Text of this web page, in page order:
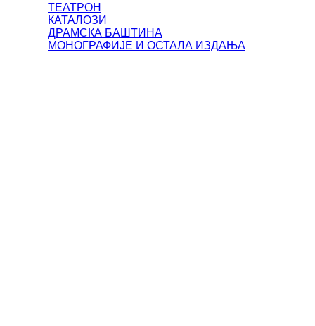
ТЕАТРОН
КАТАЛОЗИ
ДРАМСКА БАШТИНА
МОНОГРАФИЈЕ И ОСТАЛА ИЗДАЊА